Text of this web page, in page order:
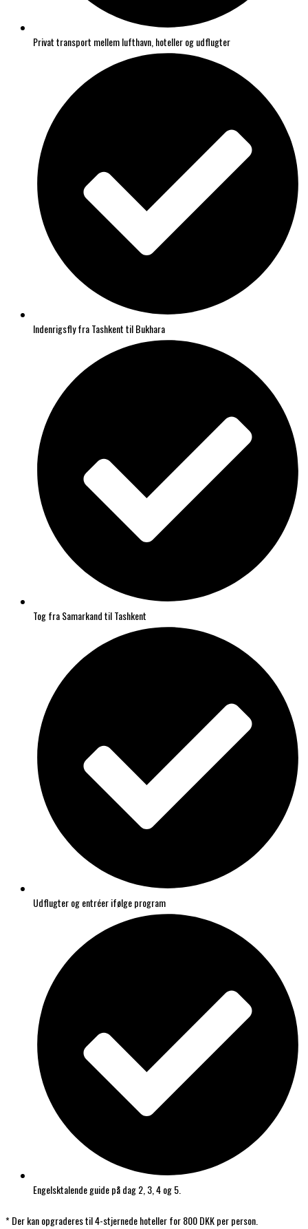
Privat transport mellem lufthavn, hoteller og udflugter
Indenrigsfly fra Tashkent til Bukhara
Tog fra Samarkand til Tashkent
Udflugter og entréer ifølge program
Engelsktalende guide på dag 2, 3, 4 og 5.
* Der kan opgraderes til 4-stjernede hoteller for 800 DKK per person.